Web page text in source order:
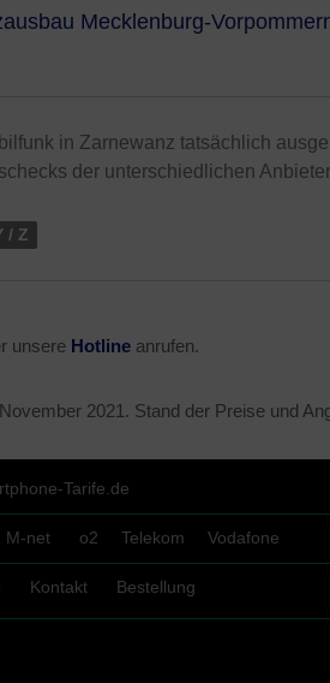
Mecklenburg-
in Zarnewanz tatsächlich
der unterschiedlichen
/ Z
unsere Hotline anrufen.
2021 . Stand der Preise und
Tarife.de
M-net o2 Telekom Vodafone
Kontakt Bestellung